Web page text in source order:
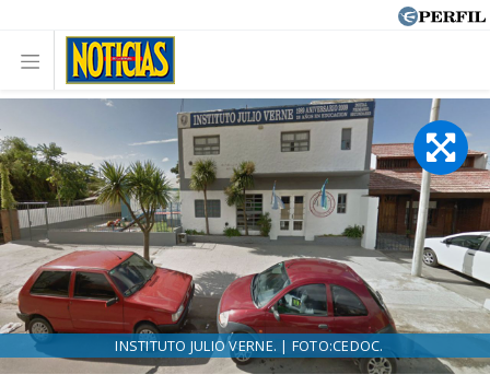
INSTITUTO JULIO VERNE. | FOTO:CEDOC.